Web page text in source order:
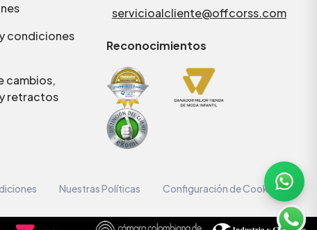
condiciones
cambios,
retractos
servicioalcliente@offcorss.com
Reconocimientos
Nuestras Políticas Configuración de Cookies